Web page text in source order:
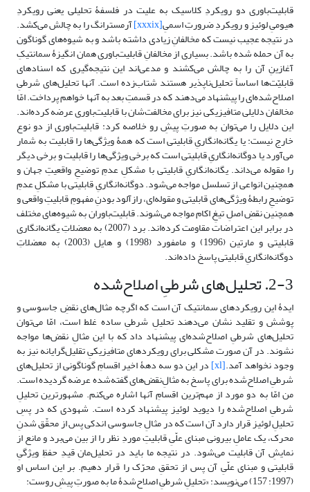
قابلیت‌باوری دو رویکردِ کلاسیک به علیت در فلسفۀ تحلیلی یعنی رویکردِ
هیومیِ لوئیز و رویکردِ ضرورتِ اسمیِ[xxxix] آرمسترانگ را به چالش می‌کشد.
در نتیجه عجیب نیست که مخالفانِ زیادی داشته باشد و به شیوه‌های گوناگون
به آن حمله شده باشد. بسیاری از مخالفانِ قابلیت‌باوری همان انگیزۀ سمانتیکِ
آغازینِ آن را به چالش می‌کشند و مدعی‌اند این نتیجه‌گیری که اسنادهای
قابلیّت‌ها اساساً تحلیل‌ناپذیر هستند شتاب‌زده است. آنها تحلیل‌های شرطیِ
اصلاح‌شده‌ای را پیشنهاد می‌دهند که در قسمتِ بعد به آنها خواهم پرداخت. امّا
مخالفان دلایلی متافیزیکی نیز برای مخالفت‌شان با قابلیت‌باوری عرضه کرده‌اند.
این دلایل را می‌توان به صورتِ پیشِ رو خلاصه کرد: قابلیت‌باوری از دو نوع
خارج نیست: یا یگانه‌انگاریِ قابلیتی است که همۀ ویژگی‌ها را قابلیت به شمار
می‌آورد یا دوگانه‌انگاریِ قابلیتی است که برخی ویژگی‌ها را قابلیت و برخی دیگر
را مقوله می‌داند. یگانه‌انگاریِ قابلیتی با مشکلِ عدمِ توضیحِ واقعیتِ جهان و
همچنین انواعی از تسلسل مواجه می‌شود. دوگانه‌انگاریِ قابلیتی با مشکلِ عدمِ
توضیحِ رابطۀ ویژگی‌های قابلیتی و مقوله‌ای، رازآلود بودنِ مفهومِ قابلیتِ واقعی و
همچنین نقضِ اصلِ تیغِ اکام مواجه می‌شوند. قابلیت‌باوران به شیوه‌های مختلف
در برابر این اعتراضات مقاومت کرده‌اند. برد (2007) به معضلاتِ یگانه‌انگاری
قابلیتی و مارتین (1996) و مامفورد (1998) و هایل (2003) به معضلاتِ
دوگانه‌انگاریِ قابلیتی پاسخ داده‌اند.
2-3. تحلیل‌های شرطیِ اصلاح‌شده
ایدۀ این رویکردهای سمانتیک آن است که اگرچه مثال‌های نقضِ جاسوسی و
پوشش و تقلید نشان می‌دهند تحلیلِ شرطیِ ساده غلط است، امّا می‌توان
تحلیل‌های شرطیِ اصلاح‌شده‌ای پیشنهاد داد که با این مثالِ نقض‌ها مواجه
نشوند. در آن صورت مشکلی برای رویکردهای متافیزیکیِ تقلیل‌گرایانه نیز به
وجود نخواهد آمد.[xl] در این دو سه دهۀ اخیر اقسامِ گوناگونی از تحلیل‌های
شرطیِ اصلاح‌شده برای پاسخ به مثالِ‌نقض‌های گفته‌شده عرضه گردیده است.
من امّا به دو مورد از مهم‌ترین اقسامِ آنها اشاره می‌کنم. مشهورترین تحلیلِ
شرطیِ اصلاح‌شده را دیوید لوئیز پیشنهاد کرده است. شهودی که در پسِ
تحلیلِ لوئیز قرار دارد آن است که در مثالِ جاسوسی اندکی پس از محقّق شدنِ
محرک، یک عاملِ بیرونی مبنای علّیِ قابلیتِ موردِ نظر را از بین می‌برد و مانع از
نمایشِ آن قابلیت می‌شود. در نتیجه ما باید در تحلیل‌مان قیدِ حفظِ ویژگیِ
قابلیتی و مبنای علّیِ آن پس از تحققِ محرّک را قرار دهیم. بر این اساس او
(1997: 157) می‌نویسد: «تحلیلِ شرطیِ اصلاح‌شدۀ ما به صورتِ پیشِ روست: